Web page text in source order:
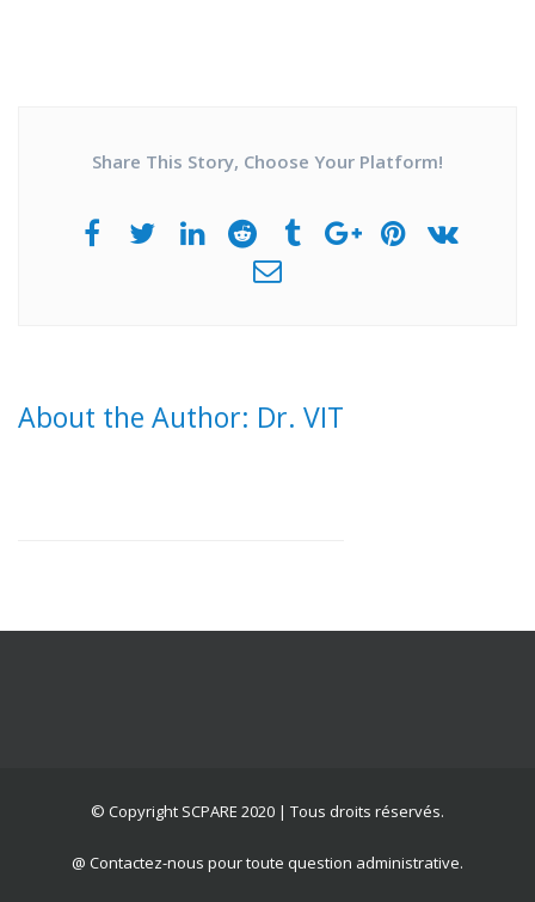
Share This Story, Choose Your Platform!
About the Author: Dr. VIT
© Copyright SCPARE 2020 | Tous droits réservés.
@ Contactez-nous pour toute question administrative.